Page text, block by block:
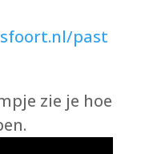
past
zie je hoe